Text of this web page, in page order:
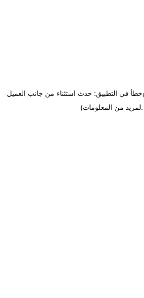
خطأ في التطبيق: حدث استثناء من جانب العميل
لمزيد من المعلومات).